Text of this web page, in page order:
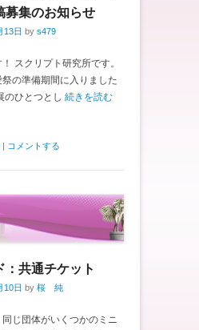
募集のお知らせ
13日 by s479
スクリプト研究所です。
の準備期間に入りました
のひとつとし 続きを読む
| コメントする
：共通チケット
10日 by 桜 純
じ団体がいくつかのミニ